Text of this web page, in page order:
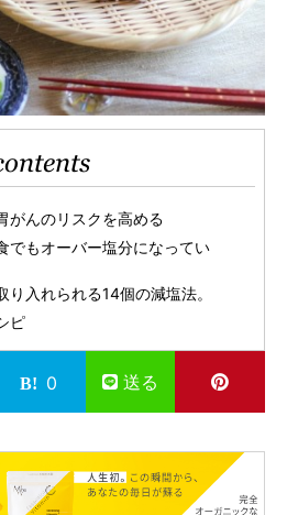
がんのリスクを高める
でもオーバー塩分になってい
り入れられる14個の減塩法。
ピ
0 送る